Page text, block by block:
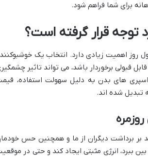
برای شما فراهم شود.
توجه قرار گرفته است؟
اهمیت زیادی دارد. انتخاب یک
قبولی برخوردار باشد، می تواند تاثیر
های بدن به دلیل سهولت استفاده،
تبدیل شده اند.
بر برداشت دیگران از ما و همچنین حس
ببرد، انرژی مثبتی ایجاد کند و حتی در